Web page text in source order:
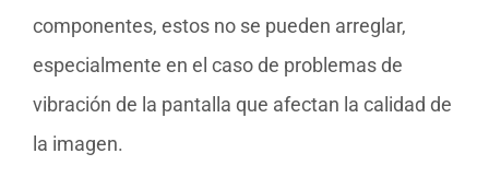
componentes, estos no se pueden arreglar,
especialmente en el caso de problemas de
vibración de la pantalla que afectan la calidad de
la imagen.